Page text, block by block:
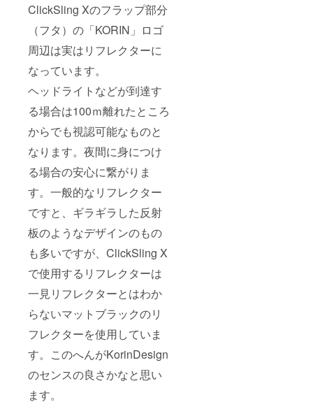
ClickSling Xのフラップ部分
（フタ）の「KORIN」ロゴ
周辺は実はリフレクターに
なっています。
ヘッドライトなどが到達す
る場合は100ｍ離れたところ
からでも視認可能なものと
なります。夜間に身につけ
る場合の安心に繋がりま
す。一般的なリフレクター
ですと、ギラギラした反射
板のようなデザインのもの
も多いですが、ClickSling X
で使用するリフレクターは
一見リフレクターとはわか
らないマットブラックのリ
フレクターを使用していま
す。このへんがKorinDesign
のセンスの良さかなと思い
ます。